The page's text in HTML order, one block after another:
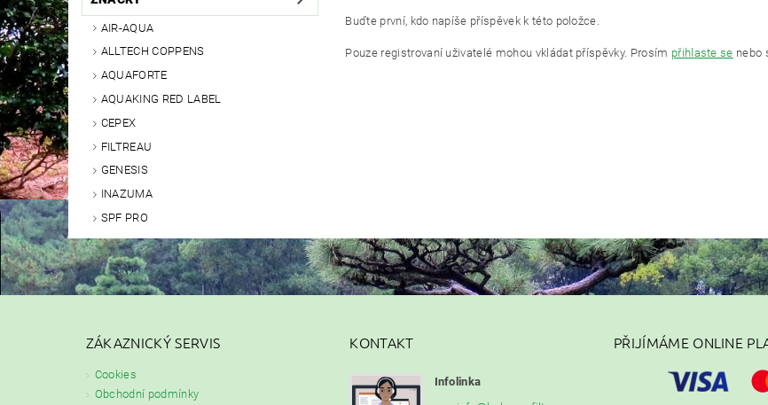
AIR-AQUA
ALLTECH COPPENS
AQUAFORTE
AQUAKING RED LABEL
CEPEX
FILTREAU
GENESIS
INAZUMA
SPF PRO
Buďte první, kdo napíše příspěvek k této položce.
Pouze registrovaní uživatelé mohou vkládat příspěvky. Prosím přihlaste se nebo
ZÁKAZNICKÝ SERVIS
Cookies
Obchodní podmínky
KONTAKT
Infolinka
PŘIJÍMÁME ONLINE